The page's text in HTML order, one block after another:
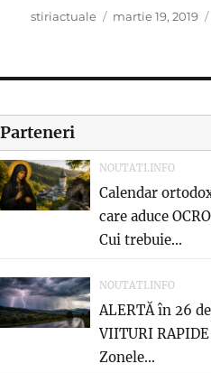
Author
stiriactuale
Posted
martie 19, 2019
Parteneri
NOUTATI.INFO
Calendar
care aduce
Cui trebuie...
NOUTATI.INFO
ALERTĂ în 26
VIITURI
Zonele...